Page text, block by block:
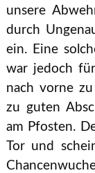
unsere
durch
ein. Eine
war jedoch
nach vorne
zu guten
am Pfosten.
Tor und